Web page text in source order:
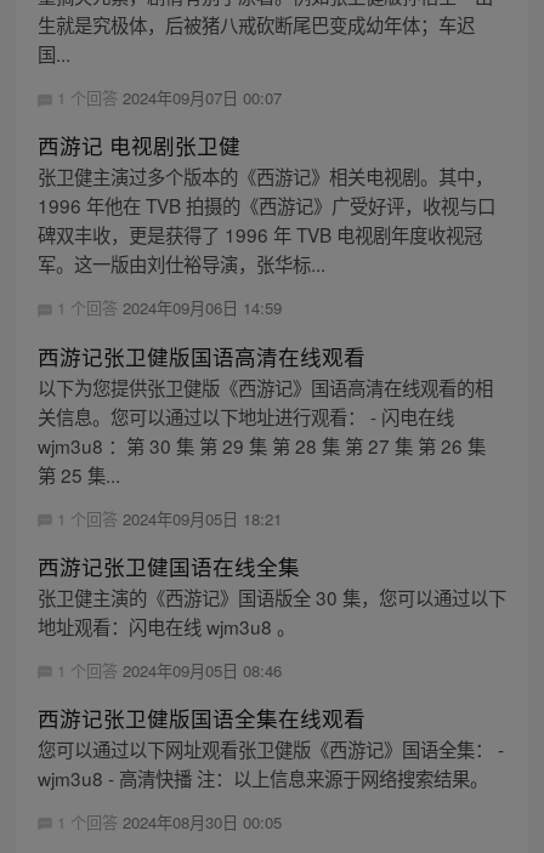
生就是究极体，后被猪八戒砍断尾巴变成幼年体；车迟
国...
1 个回答 2024年09月07日 00:07
西游记 电视剧张卫健
张卫健主演过多个版本的《西游记》相关电视剧。其中，
1996 年他在 TVB 拍摄的《西游记》广受好评，收视与口
碑双丰收，更是获得了 1996 年 TVB 电视剧年度收视冠
军。这一版由刘仕裕导演，张华标...
1 个回答 2024年09月06日 14:59
西游记张卫健版国语高清在线观看
以下为您提供张卫健版《西游记》国语高清在线观看的相
关信息。您可以通过以下地址进行观看： - 闪电在线
wjm3u8 ：第 30 集 第 29 集 第 28 集 第 27 集 第 26 集
第 25 集...
1 个回答 2024年09月05日 18:21
西游记张卫健国语在线全集
张卫健主演的《西游记》国语版全 30 集，您可以通过以下
地址观看：闪电在线 wjm3u8 。
1 个回答 2024年09月05日 08:46
西游记张卫健版国语全集在线观看
您可以通过以下网址观看张卫健版《西游记》国语全集： -
wjm3u8 - 高清快播 注：以上信息来源于网络搜索结果。
1 个回答 2024年08月30日 00:05